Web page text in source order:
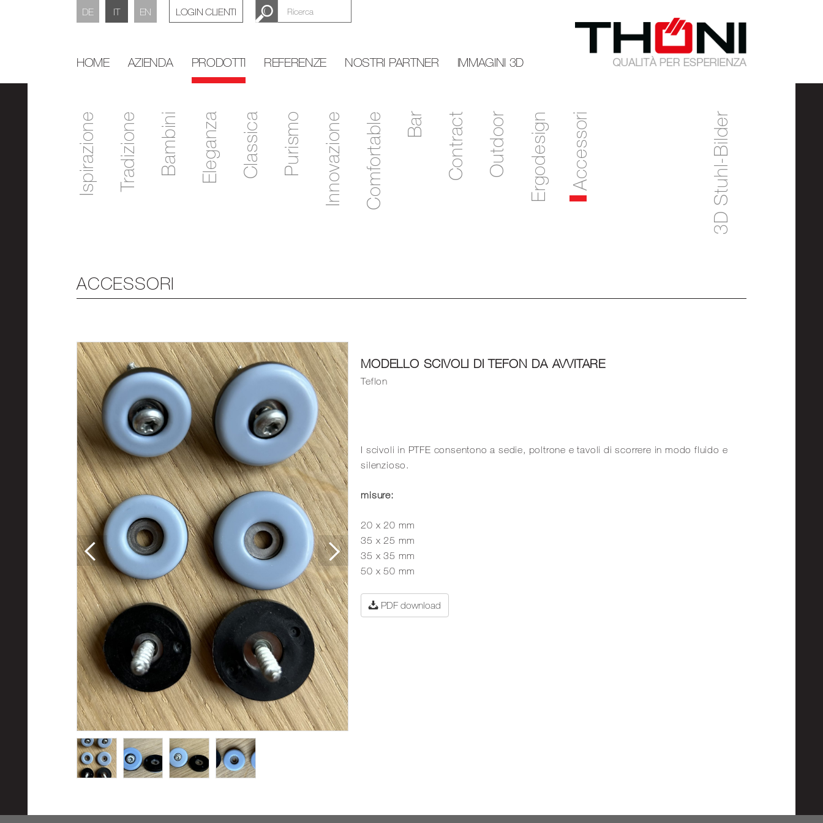
DE IT EN LOGIN CLIENTI
HOME AZIENDA PRODOTTI REFERENZE NOSTRI PARTNER IMMAGINI 3D
Ispirazione Tradizione Bambini Eleganza Classica Purismo Innovazione Comfortable Bar Contract Outdoor Ergodesign Accessori 3D Stuhl-Bilder
ACCESSORI
MODELLO SCIVOLI DI TEFON DA AVVITARE
Teflon
I scivoli in PTFE consentono a sedie, poltrone e tavoli di scorrere in modo fluido e
silenzioso.
misure:
20 x 20 mm
35 x 25 mm
35 x 35 mm
50 x 50 mm
PDF download